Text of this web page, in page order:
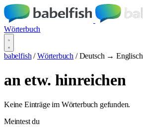
Wörterbuch
babelfish / Wörterbuch / Deutsch → Englisch
an etw. hinreichen
Keine Einträge im Wörterbuch gefunden.
Meintest du